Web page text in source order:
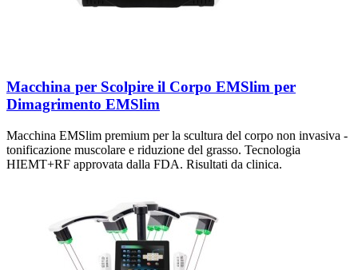
Macchina per Scolpire il Corpo EMSlim per
Dimagrimento EMSlim
Macchina EMSlim premium per la scultura del corpo non invasiva -
tonificazione muscolare e riduzione del grasso. Tecnologia
HIEMT+RF approvata dalla FDA. Risultati da clinica.